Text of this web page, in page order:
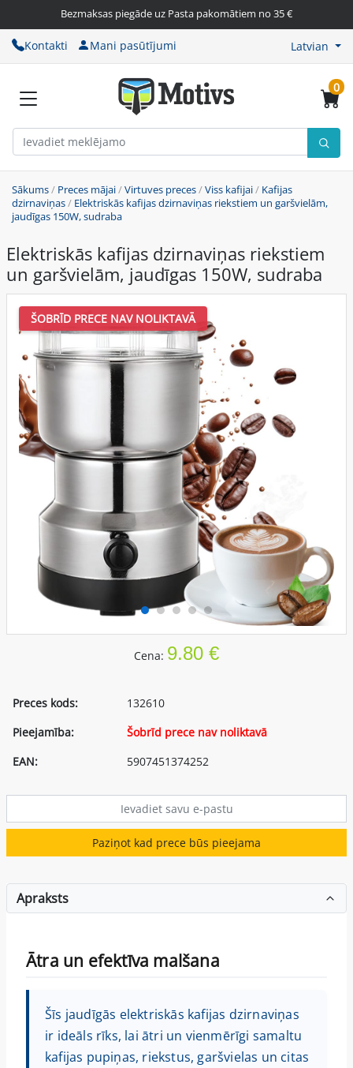
Bezmaksas piegāde uz Pasta pakomātiem no 35 €
Kontakti Mani pasūtījumi Latvian
0
Sākums/ Preces mājai/Virtuves preces/Viss kafijai/ Kafijas
dzirnaviņas/ Elektriskās kafijas dzirnaviņas riekstiem un garšvielām,
jaudīgas 150W, sudraba
Elektriskās kafijas dzirnaviņas riekstiem
un garšvielām, jaudīgas 150W, sudraba
ŠOBRĪD PRECE NAV NOLIKTAVĀ
Cena: 9.80 €
Preces kods:
132610
Pieejamība:
Šobrīd prece nav noliktavā
EAN:
5907451374252
Paziņot kad prece būs pieejama
Apraksts
Ātra un efektīva malšana
Šīs jaudīgās elektriskās kafijas dzirnaviņas
ir ideāls rīks, lai ātri un vienmērīgi samaltu
kafijas pupiņas, riekstus, garšvielas un citas